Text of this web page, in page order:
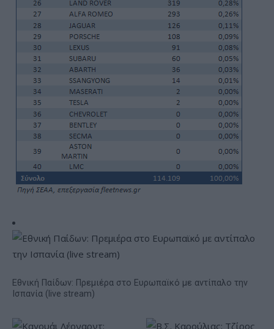
Εθνική Παίδων: Πρεμιέρα στο Ευρωπαϊκό με αντίπαλο την
Ισπανία (live stream)